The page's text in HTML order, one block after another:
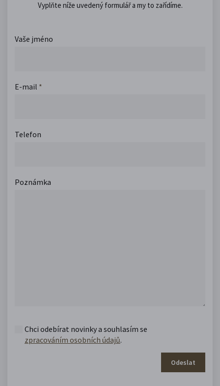
Vyplňte níže uvedený formulář a my to zařídíme.
Vaše jméno
E-mail *
Telefon
Poznámka
Chci odebírat novinky a souhlasím se
zpracováním osobních údajů.
Odeslat